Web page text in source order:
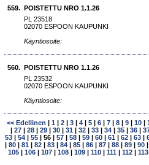
559. POISTETTU NRO 1.1.26
PL 23518
02070 ESPOON KAUPUNKI
Käyntiosoite:
560. POISTETTU NRO 1.1.26
PL 23532
02070 ESPOON KAUPUNKI
Käyntiosoite:
<< Edellinen | 1| 2| 3| 4| 5| 6| 7| 8| 9| 10|
| 27| 28| 29| 30| 31| 32| 33| 34| 35| 36|
53| 54| 55| 56| 57| 58| 59| 60| 61| 62| 63|
| 80| 81| 82| 83| 84| 85| 86| 87| 88| 89| 90
105| 106| 107| 108| 109| 110| 111| 112| 113